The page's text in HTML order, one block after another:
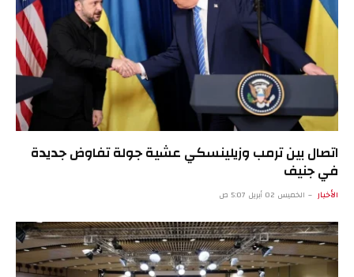
اتصال بين ترمب وزيلينسكي عشية جولة تفاوض جديدة
في جنيف
الأخبار الخميس 02 أبريل 5:07 ص